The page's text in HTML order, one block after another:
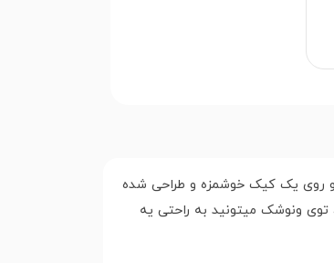
روی یک کیک خوشمزه و طراحی شده
ونوشک میتونید به راحتی یه